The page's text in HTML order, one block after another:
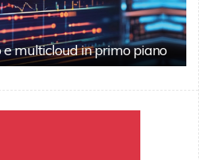
e multicloud in primo piano